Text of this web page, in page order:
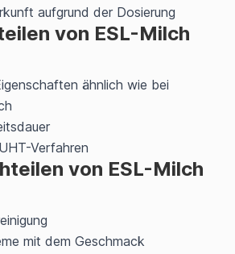
aufgrund der Dosierung
von ESL-Milch
ähnlich wie bei
Verfahren
von ESL-Milch
mit dem Geschmack